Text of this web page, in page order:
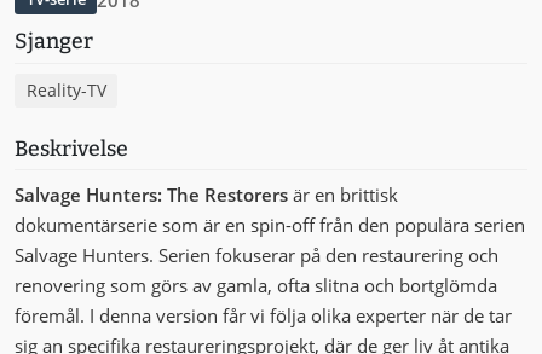
Sjanger
Reality-TV
Beskrivelse
Salvage Hunters: The Restorers är en brittisk
dokumentärserie som är en spin-off från den populära serien
Salvage Hunters. Serien fokuserar på den restaurering och
renovering som görs av gamla, ofta slitna och bortglömda
föremål. I denna version får vi följa olika experter när de tar
sig an specifika restaureringsprojekt, där de ger liv åt antika